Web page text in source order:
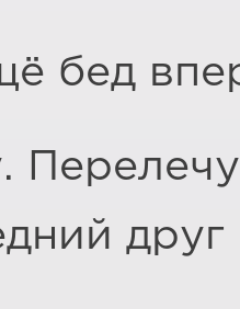
бед